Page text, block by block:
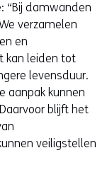
“Bij damwanden
verzamelen
en
kan leiden tot
levensduur.
aanpak kunnen
blijft het
veiligstellen